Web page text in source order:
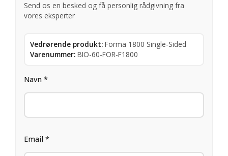
Send os en besked og få personlig rådgivning fra
vores eksperter
Vedrørende produkt: Forma 1800 Single-Sided
Varenummer: BIO-60-FOR-F1800
Navn *
Email *